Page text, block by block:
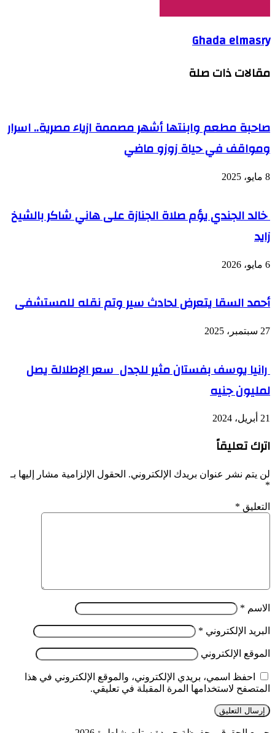
Ghada elmasry
مقالات ذات صلة
صاحبة مطعم وابنتها أشهر مصممة ازياء مصرية.. اسرار
ومواقف في حياة زوزو ماضي
8 مايو، 2025
خالد الجندي يؤم صلاة الجنازة على هاني شاكر بالشيخ
زايد
6 مايو، 2026
أحمد السقا يتعرض لحادث سير وتم نقله للمستشفى
27 سبتمبر، 2025
رانيا يوسف بفستان مثير للجدل سعر الإطلالة يصل
لمليون جنيه
21 أبريل، 2024
اترك تعليقاً
لن يتم نشر عنوان بريدك الإلكتروني. الحقول الإلزامية مشار إليها بـ
*
التعليق *
الاسم *
البريد الإلكتروني *
الموقع الإلكتروني
احفظ اسمي، بريدي الإلكتروني، والموقع الإلكتروني في هذا
المتصفح لاستخدامها المرة المقبلة في تعليقي.